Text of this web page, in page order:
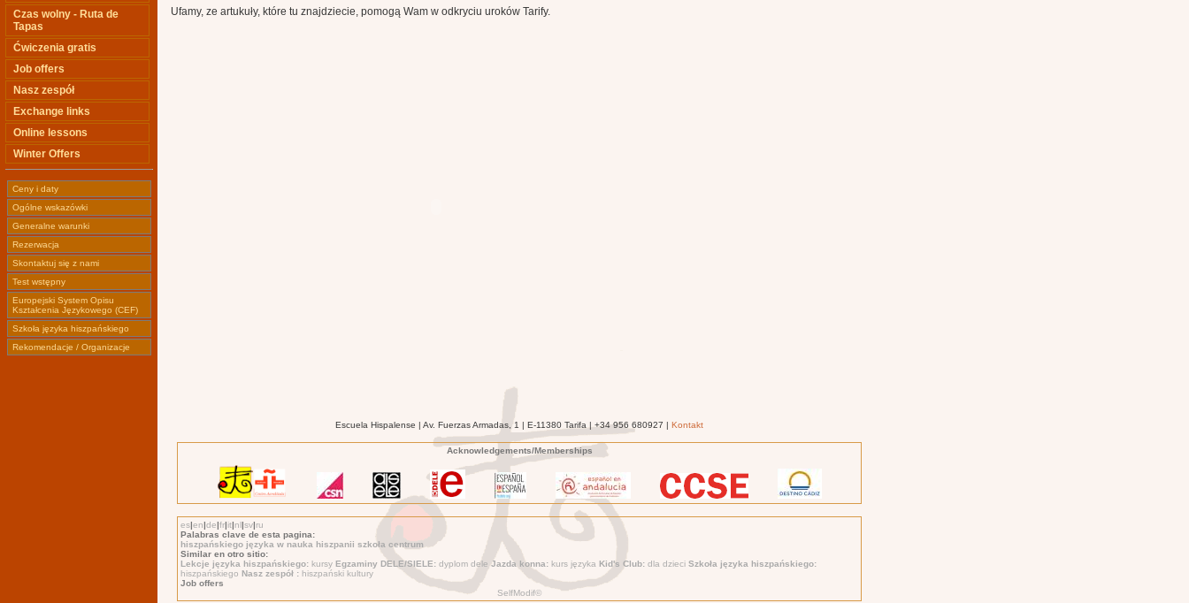
Ufamy, ze artukuły, które tu znajdziecie, pomogą Wam w odkryciu uroków Tarify.
Czas wolny - Ruta de
Tapas
Ćwiczenia gratis
Job offers
Nasz zespół
Exchange links
Online lessons
Winter Offers
Ceny i daty
Ogólne wskazówki
Generalne warunki
Rezerwacja
Skontaktuj się z nami
Test wstępny
Europejski System Opisu
Kształcenia Językowego (CEF)
Szkoła języka hiszpańskiego
Rekomendacje / Organizacje
Escuela Hispalense | Av. Fuerzas Armadas, 1 | E-11380 Tarifa | +34 956 680927 | Kontakt
Acknowledgements/Memberships
es|en|de|fr|it|nl|sv|ru
Palabras clave de esta pagina:
hiszpańskiego języka w nauka hiszpanii szkoła centrum
Similar en otro sitio:
Lekcje języka hiszpańskiego: kursy Egzaminy DELE/SIELE: dyplom dele Jazda konna: kurs języka Kid's Club: dla dzieci Szkoła języka hiszpańskiego:
hiszpańskiego Nasz zespół : hiszpański kultury
Job offers
SelfModif©